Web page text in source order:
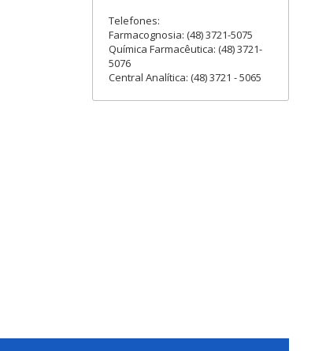
Telefones:
Farmacognosia: (48) 3721-5075
Química Farmacêutica: (48) 3721-
5076
Central Analítica: (48) 3721 - 5065